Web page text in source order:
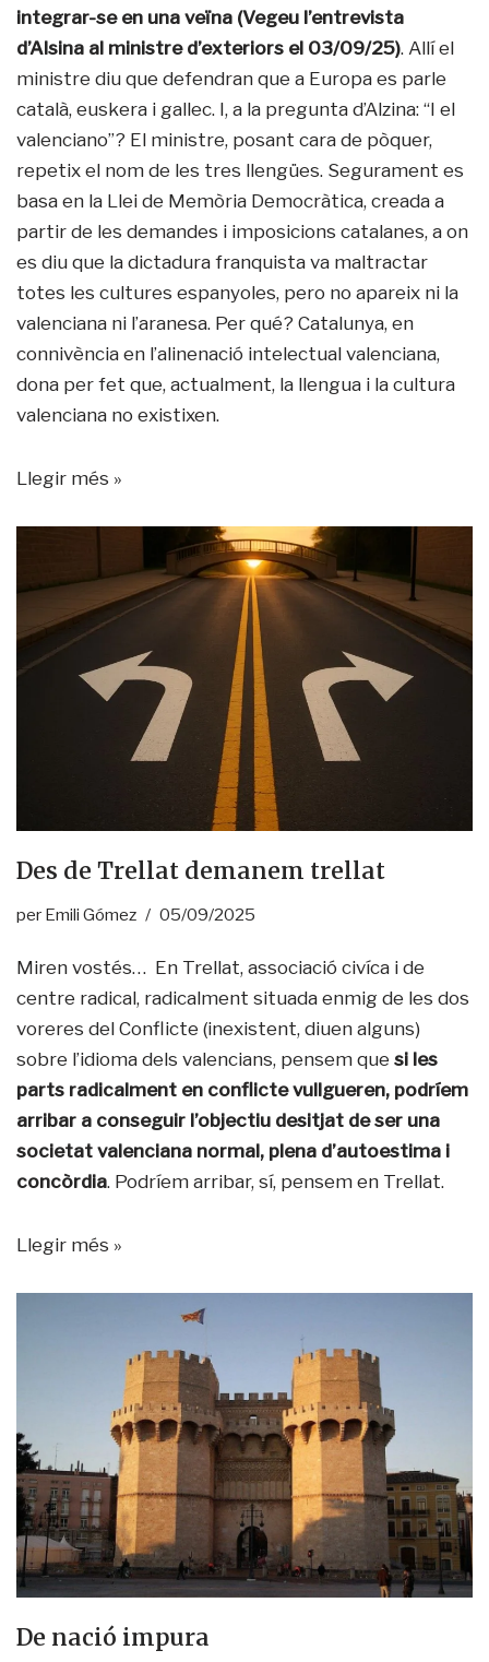
integrar-se en una veïna (Vegeu l’entrevista
d’Alsina al ministre d’exteriors el 03/09/25). Allí el
ministre diu que defendran que a Europa es parle
català, euskera i gallec. I, a la pregunta d’Alzina: “I el
valenciano”? El ministre, posant cara de pòquer,
repetix el nom de les tres llengües. Segurament es
basa en la Llei de Memòria Democràtica, creada a
partir de les demandes i imposicions catalanes, a on
es diu que la dictadura franquista va maltractar
totes les cultures espanyoles, pero no apareix ni la
valenciana ni l’aranesa. Per qué? Catalunya, en
connivència en l’alinenació intelectual valenciana,
dona per fet que, actualment, la llengua i la cultura
valenciana no existixen.
Llegir més »
Des de Trellat demanem trellat
per Emili Gómez 05/09/2025
Miren vostés… En Trellat, associació civíca i de
centre radical, radicalment situada enmig de les dos
voreres del Conflicte (inexistent, diuen alguns)
sobre l’idioma dels valencians, pensem que si les
parts radicalment en conflicte vullgueren, podríem
arribar a conseguir l’objectiu desitjat de ser una
societat valenciana normal, plena d’autoestima i
concòrdia. Podríem arribar, sí, pensem en Trellat.
Llegir més »
De nació impura